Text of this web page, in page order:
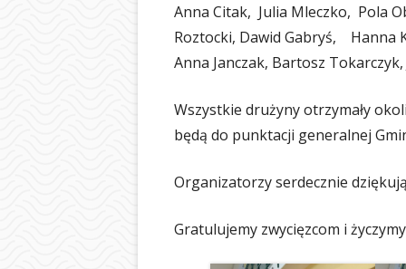
Anna Citak, Julia Mleczko, Pola
Roztocki, Dawid Gabryś, Hanna
Anna Janczak, Bartosz
Wszystkie drużyny otrzymały
będą do punktacji generalnej
Organizatorzy serdecznie
Gratulujemy zwycięzcom i